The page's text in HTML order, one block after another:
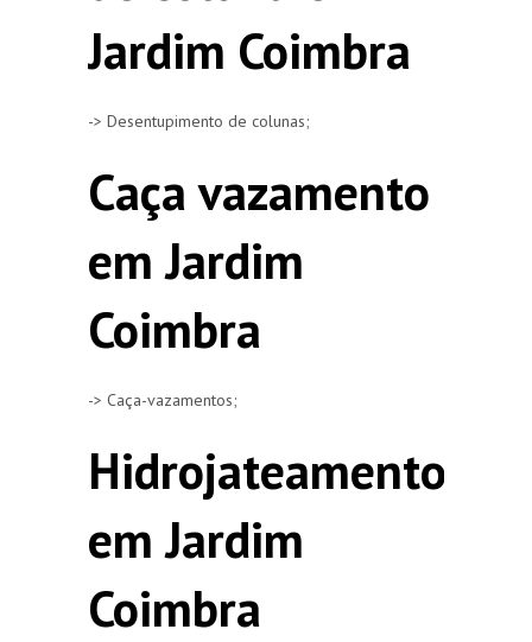
Jardim Coimbra
-> Desentupimento de colunas;
Caça vazamento
em Jardim
Coimbra
-> Caça-vazamentos;
Hidrojateamento
em Jardim
Coimbra